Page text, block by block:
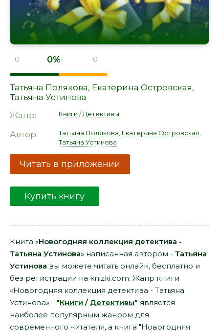
0 0% 0
Татьяна Полякова, Екатерина Островская,
Татьяна Устинова
Жанр:
Книги /Детективы
Автор: Татьяна Полякова Екатерина Островская
Татьяна Устинова
Читать в приложении
Купить книгу
Книга «Новогодняя коллекция детектива -
Татьяна Устинова» написанная автором - Татьяна
Устинова вы можете читать онлайн, бесплатно и
без регистрации на knizki.com. Жанр книги
«Новогодняя коллекция детектива - Татьяна
Устинова» - "Книги / Детективы" является
наиболее популярным жанром для
современного читателя, а книга "Новогодняя